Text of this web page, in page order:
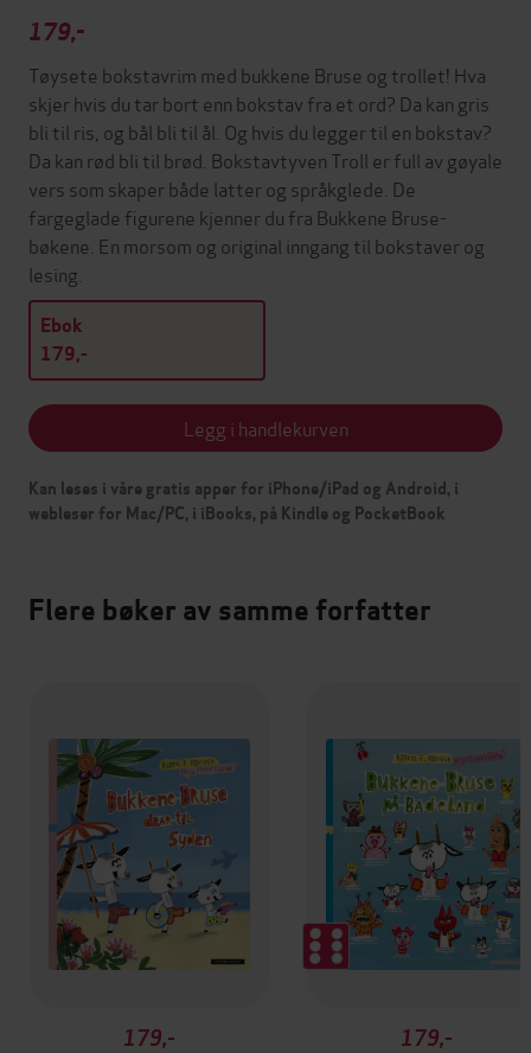
179,-
Tøysete bokstavrim med bukkene Bruse og trollet! Hva
skjer hvis du tar bort enn bokstav fra et ord? Da kan gris
bli til ris, og bål bli til ål. Og hvis du legger til en bokstav?
Da kan rød bli til brød. Bokstavtyven Troll er full av gøyale
vers som skaper både latter og språkglede. De
fargeglade figurene kjenner du fra Bukkene Bruse-
bøkene. En morsom og original inngang til bokstaver og
lesing.
Ebok
179,-
Legg i handlekurven
Kan leses i våre gratis apper for iPhone/iPad og Android, i
webleser for Mac/PC, i iBooks, på Kindle og PocketBook
Flere bøker av samme forfatter
179,-
179,-